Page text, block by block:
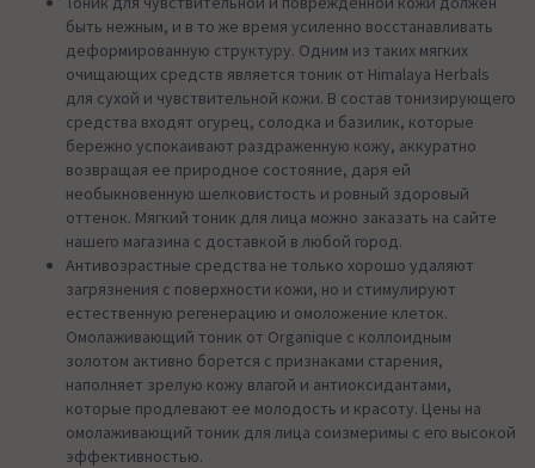
быть нежным, и в то же время усиленно восстанавливать
деформированную структуру. Одним из таких мягких
очищающих средств является тоник от Himalaya Herbals
для сухой и чувствительной кожи. В состав тонизирующего
средства входят огурец, солодка и базилик, которые
бережно успокаивают раздраженную кожу, аккуратно
возвращая ее природное состояние, даря ей
необыкновенную шелковистость и ровный здоровый
оттенок. Мягкий тоник для лица можно заказать на сайте
нашего магазина с доставкой в любой город.
Антивозрастные средства не только хорошо удаляют
загрязнения с поверхности кожи, но и стимулируют
естественную регенерацию и омоложение клеток.
Омолаживающий тоник от Organique с коллоидным
золотом активно борется с признаками старения,
наполняет зрелую кожу влагой и антиоксидантами,
которые продлевают ее молодость и красоту. Цены на
омолаживающий тоник для лица соизмеримы с его высокой
эффективностью.